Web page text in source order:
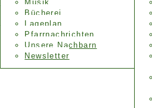
Musik
Bücherei
Lageplan
Pfarrnachrichten
Unsere Nachbarn
Newsletter